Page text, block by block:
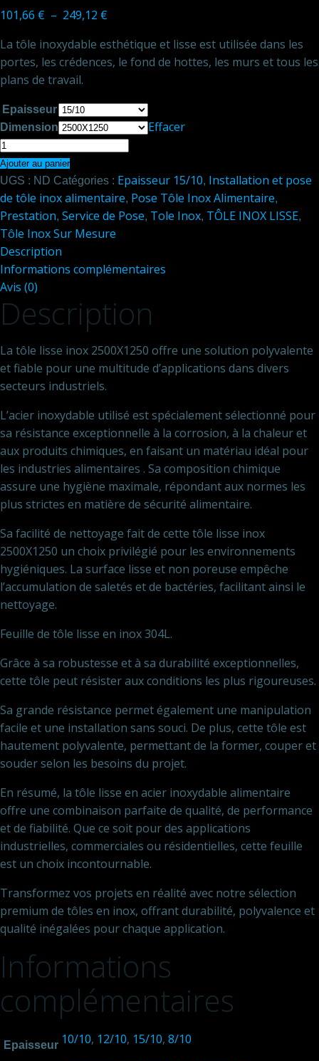
101,66 € – 249,12 €
prix :
101,66 €
249,12 €
La tôle inoxydable esthétique et lisse est utilisée dans les
portes, les crédences, le fond de hottes, les murs et tous les
plans de travail.
Epaisseur
Dimension
Effacer
quantité
de
Tôle
lisse
en
Inox
alimentaire
2500X1250
(15/10)
Ajouter au panier
UGS : ND Catégories : Epaisseur 15/10, Installation et pose
de tôle inox alimentaire, Pose Tôle Inox Alimentaire,
Prestation, Service de Pose, Tole Inox, TÔLE INOX LISSE,
Tôle Inox Sur Mesure
Description
Informations complémentaires
Avis (0)
Description
La tôle lisse inox 2500X1250 offre une solution polyvalente
et fiable pour une multitude d’applications dans divers
secteurs industriels.
L’acier inoxydable utilisé est spécialement sélectionné pour
sa résistance exceptionnelle à la corrosion, à la chaleur et
aux produits chimiques, en faisant un matériau idéal pour
les industries alimentaires . Sa composition chimique
assure une hygiène maximale, répondant aux normes les
plus strictes en matière de sécurité alimentaire.
Sa facilité de nettoyage fait de cette tôle lisse inox
2500X1250 un choix privilégié pour les environnements
hygiéniques. La surface lisse et non poreuse empêche
l’accumulation de saletés et de bactéries, facilitant ainsi le
nettoyage.
Feuille de tôle lisse en inox 304L.
Grâce à sa robustesse et à sa durabilité exceptionnelles,
cette tôle peut résister aux conditions les plus rigoureuses.
Sa grande résistance permet également une manipulation
facile et une installation sans souci. De plus, cette tôle est
hautement polyvalente, permettant de la former, couper et
souder selon les besoins du projet.
En résumé, la tôle lisse en acier inoxydable alimentaire
offre une combinaison parfaite de qualité, de performance
et de fiabilité. Que ce soit pour des applications
industrielles, commerciales ou résidentielles, cette feuille
est un choix incontournable.
Transformez vos projets en réalité avec notre sélection
premium de tôles en inox, offrant durabilité, polyvalence et
qualité inégalées pour chaque application.
Informations
complémentaires
Epaisseur 10/10, 12/10, 15/10, 8/10